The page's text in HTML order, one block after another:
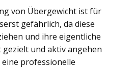
von Übergewicht ist für
gefährlich, da diese
und ihre eigentliche
und aktiv angehen
professionelle